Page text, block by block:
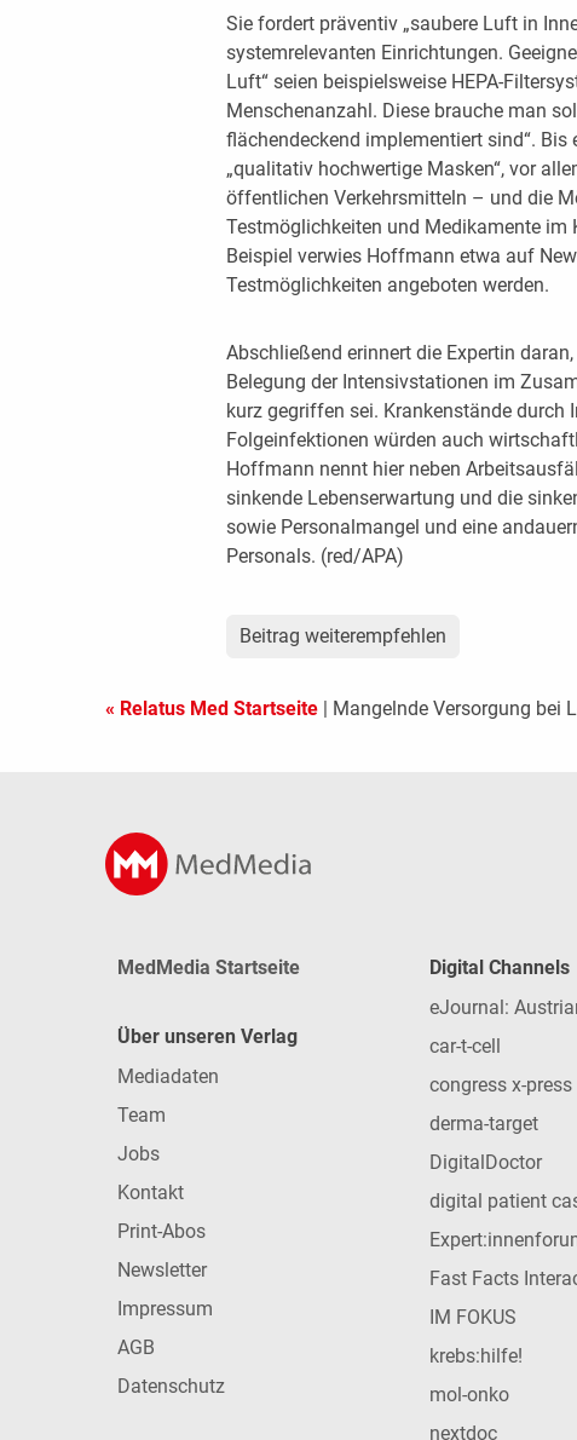
Sie fordert präventiv „saubere Luft in
systemrelevanten Einrichtungen.
Luft“ seien beispielsweise HEPA-
Menschenanzahl. Diese brauche man
flächendeckend implementiert sind“.
„qualitativ hochwertige Masken“, vor
öffentlichen Verkehrsmitteln – und die
Testmöglichkeiten und Medikamente
Beispiel verwies Hoffmann etwa auf
Testmöglichkeiten angeboten werden.
Abschließend erinnert die Expertin
Belegung der Intensivstationen im
kurz gegriffen sei. Krankenstände durch
Folgeinfektionen würden auch
Hoffmann nennt hier neben
sinkende Lebenserwartung und die
sowie Personalmangel und eine
Personals. (red/APA)
Beitrag weiterempfehlen
« Relatus Med Startseite | Mangelnde Versorgung bei
MedMedia Startseite
Über unseren Verlag
Mediadaten
Team
Jobs
Kontakt
Print-Abos
Newsletter
Impressum
AGB
Datenschutz
Digital Channels
eJournal:
car-t-cell
congress x-press
derma-target
DigitalDoctor
digital patient
Fast Facts
IM FOKUS
krebs:hilfe!
mol-onko
nextdoc